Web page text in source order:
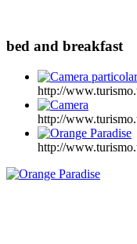
bed and breakfast
http://
http://
http://